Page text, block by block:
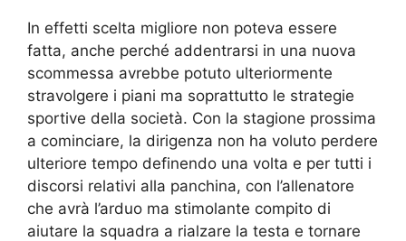
In effetti scelta migliore non poteva essere
fatta, anche perché addentrarsi in una nuova
scommessa avrebbe potuto ulteriormente
stravolgere i piani ma soprattutto le strategie
sportive della società. Con la stagione prossima
a cominciare, la dirigenza non ha voluto perdere
ulteriore tempo definendo una volta e per tutti i
discorsi relativi alla panchina, con l’allenatore
che avrà l’arduo ma stimolante compito di
aiutare la squadra a rialzare la testa e tornare